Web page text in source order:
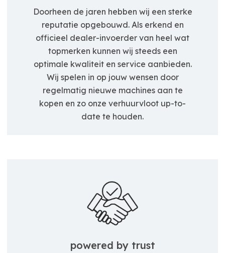
Doorheen de jaren hebben wij een sterke
reputatie opgebouwd. Als erkend en
officieel dealer-invoerder van heel wat
topmerken kunnen wij steeds een
optimale kwaliteit en service aanbieden.
Wij spelen in op jouw wensen door
regelmatig nieuwe machines aan te
kopen en zo onze verhuurvloot up-to-
date te houden.
powered by trust